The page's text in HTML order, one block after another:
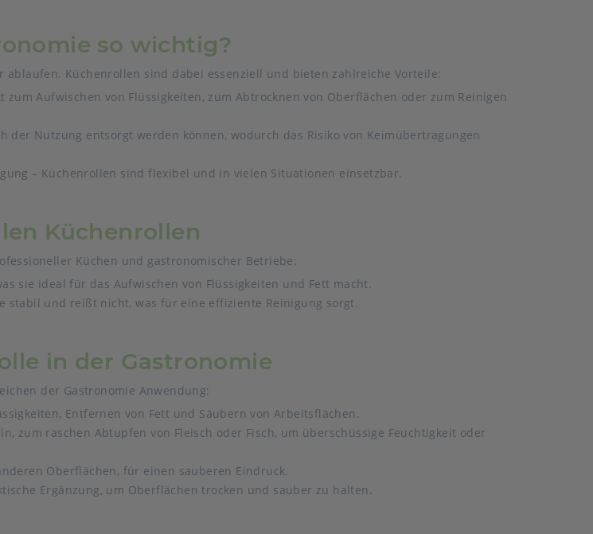
so wichtig?
Küchenrollen sind dabei essenziell und bieten zahlreiche Vorteile:
Aufwischen von Flüssigkeiten, zum Abtrocknen von Oberflächen oder zum Reinigen
der Nutzung entsorgt werden können, wodurch das Risiko von Keimübertragungen
– Küchenrollen sind flexibel und in vielen Situationen einsetzbar.
Küchenrollen
Küchen und gastronomischer Betriebe:
sie ideal für das Aufwischen von Flüssigkeiten und Fett macht.
und reißt nicht, was für eine effiziente Reinigung sorgt.
in der Gastronomie
der Gastronomie Anwendung:
Entfernen von Fett und Säubern von Arbeitsflächen.
zum raschen Abtupfen von Fleisch oder Fisch, um überschüssige Feuchtigkeit oder
Oberflächen, für einen sauberen Eindruck.
Ergänzung, um Oberflächen trocken und sauber zu halten.